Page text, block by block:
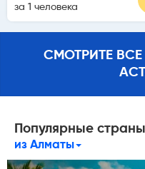
за 1 человека
СМОТРИТЕ
Популярные
из Алматы